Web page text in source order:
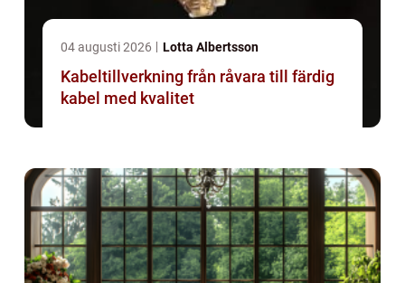
04 augusti 2026 Lotta Albertsson
Kabeltillverkning från råvara till färdig
kabel med kvalitet